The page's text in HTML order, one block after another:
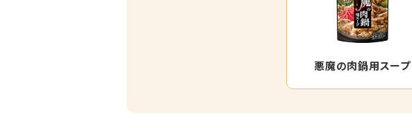
悪魔の肉鍋用スープ